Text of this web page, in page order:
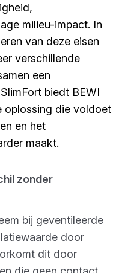
milieu-impact. In
van deze eisen
verschillende
een
biedt BEWI
oplossing die voldoet
en het
maakt.
zonder
bij geventileerde
door
dit door